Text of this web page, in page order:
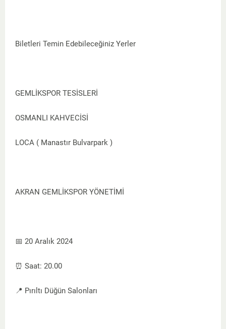
Biletleri Temin Edebileceğiniz Yerler
GEMLİKSPOR TESİSLERİ
OSMANLI KAHVECİSİ
LOCA ( Manastır Bulvarpark )
AKRAN GEMLİKSPOR YÖNETİMİ
📅 20 Aralık 2024
⏰ Saat: 20.00
📍 Pırıltı Düğün Salonları